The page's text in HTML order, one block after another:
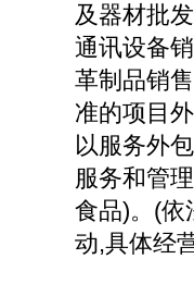
及器材批
通讯设备
革制品销
准的项目
以服务外
服务和管
食品)。(依
动,具体经